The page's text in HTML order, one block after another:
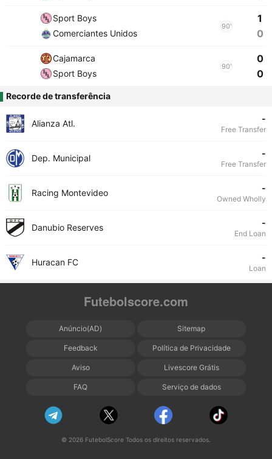
Sport Boys
Comerciantes Unidos
90'
1
0
Cajamarca
Sport Boys
90'
0
0
Recorde de transferência
Alianza Atl. -
Free Transfer
Dep. Municipal -
Free Transfer
Racing Montevideo -
Owned Wholly
Danubio Reserves -
End Loan
Huracan FC -
Loan
Futebolscore.com
Anúncio(AD) Sitemap
Feedback Política de Privacidade
Aviso Livescore Grátis
FAQ Serviço de dados
© 2026 FutebolScore Todos os direitos reservados.